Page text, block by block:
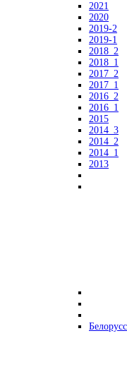
2021
2020
2019-2
2019-1
2018_2
2018_1
2017_2
2017_1
2016_2
2016_1
2015
2014_3
2014_2
2014_1
2013